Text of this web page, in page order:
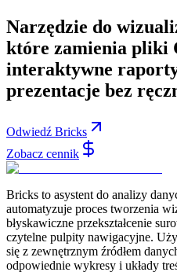
Narzędzie do
które zamienia pliki
interaktywne
prezentacje bez
Odwiedź Bricks
Zobacz cennik
Bricks to asystent do analizy
automatyzuje proces tworzenia
błyskawiczne przekształcenie
czytelne pulpity nawigacyjne.
się z zewnętrznym źródłem
odpowiednie wykresy i układy